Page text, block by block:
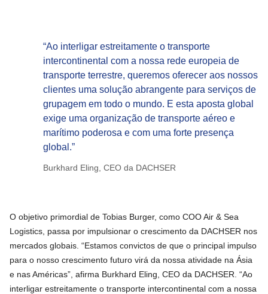
“Ao interligar estreitamente o transporte
intercontinental com a nossa rede europeia de
transporte terrestre, queremos oferecer aos nossos
clientes uma solução abrangente para serviços de
grupagem em todo o mundo. E esta aposta global
exige uma organização de transporte aéreo e
marítimo poderosa e com uma forte presença
global.”
Burkhard Eling, CEO da DACHSER
O objetivo primordial de Tobias Burger, como COO Air & Sea
Logistics, passa por impulsionar o crescimento da DACHSER nos
mercados globais. “Estamos convictos de que o principal impulso
para o nosso crescimento futuro virá da nossa atividade na Ásia
e nas Américas”, afirma Burkhard Eling, CEO da DACHSER. “Ao
interligar estreitamente o transporte intercontinental com a nossa